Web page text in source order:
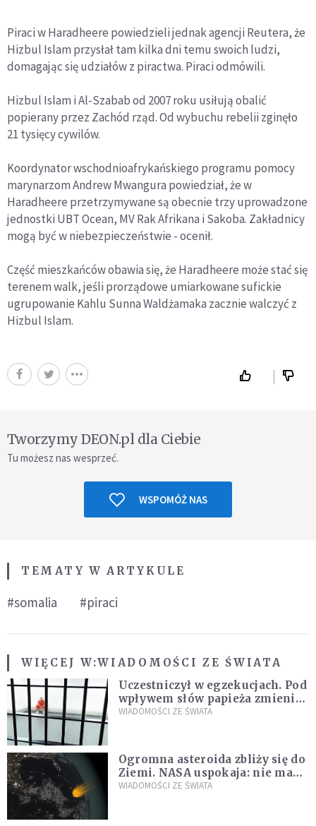
Piraci w Haradheere powiedzieli jednak agencji Reutera, że
Hizbul Islam przysłał tam kilka dni temu swoich ludzi,
domagając się udziałów z piractwa. Piraci odmówili.
Hizbul Islam i Al-Szabab od 2007 roku usiłują obalić
popierany przez Zachód rząd. Od wybuchu rebelii zginęło
21 tysięcy cywilów.
Koordynator wschodnioafrykańskiego programu pomocy
marynarzom Andrew Mwangura powiedział, że w
Haradheere przetrzymywane są obecnie trzy uprowadzone
jednostki UBT Ocean, MV Rak Afrikana i Sakoba. Zakładnicy
mogą być w niebezpieczeństwie - ocenił.
Część mieszkańców obawia się, że Haradheere może stać się
terenem walk, jeśli prorządowe umiarkowane sufickie
ugrupowanie Kahlu Sunna Waldżamaka zacznie walczyć z
Hizbul Islam.
Tworzymy DEON.pl dla Ciebie
Tu możesz nas wesprzeć.
WSPOMÓŻ NAS
TEMATY W ARTYKULE
#somalia #piraci
WIĘCEJ W:WIADOMOŚCI ZE ŚWIATA
Uczestniczył w egzekucjach. Pod
wpływem słów papieża zmienił
zdanie
WIADOMOŚCI ZE ŚWIATA
Ogromna asteroida zbliży się do
Ziemi. NASA uspokaja: nie ma
zagrożenia
WIADOMOŚCI ZE ŚWIATA